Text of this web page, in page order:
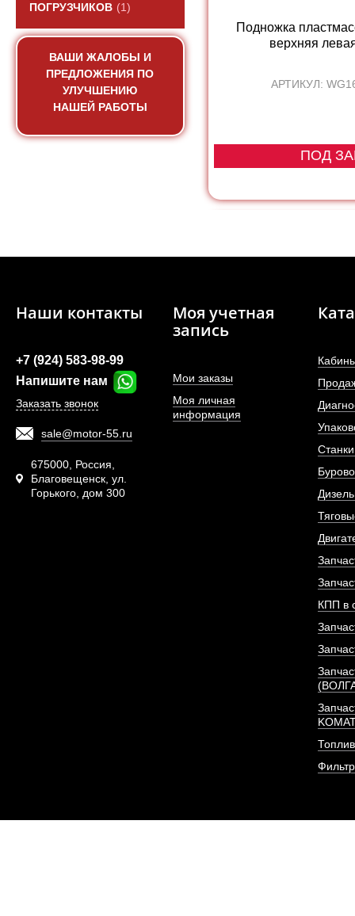
ПОГРУЗЧИКОВ (1)
ВАШИ ЖАЛОБЫ И
ПРЕДЛОЖЕНИЯ ПО
УЛУЧШЕНИЮ
НАШЕЙ РАБОТЫ
Подножка
верхняя
АРТИКУЛ:
ПОД
Шпилька переднего
АРТИКУЛ:
ПОД
Наши контакты
+7 (924) 583-98-99
Напишите нам
Заказать звонок
sale@motor-55.ru
675000, Россия,
Благовещенск, ул.
Горького, дом 300
Моя учетная
запись
Мои заказы
Моя личная
информация
КПП в